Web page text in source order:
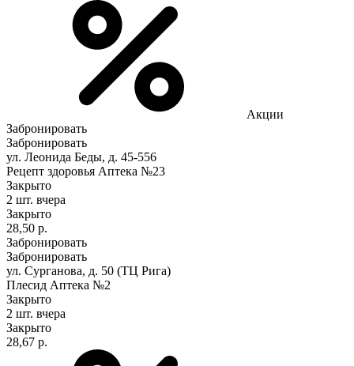
Акции
Забронировать
Забронировать
ул. Леонида Беды, д. 45-556
Рецепт здоровья Аптека №23
Закрыто
2 шт. вчера
Закрыто
28,50 р.
Забронировать
Забронировать
ул. Сурганова, д. 50 (ТЦ Рига)
Плесид Аптека №2
Закрыто
2 шт. вчера
Закрыто
28,67 р.